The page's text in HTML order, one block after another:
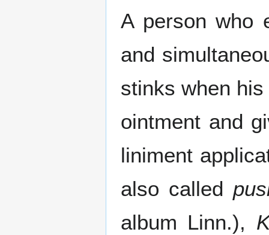
A person who
and
stinks when
ointment and
liniment
also called
album Linn.),